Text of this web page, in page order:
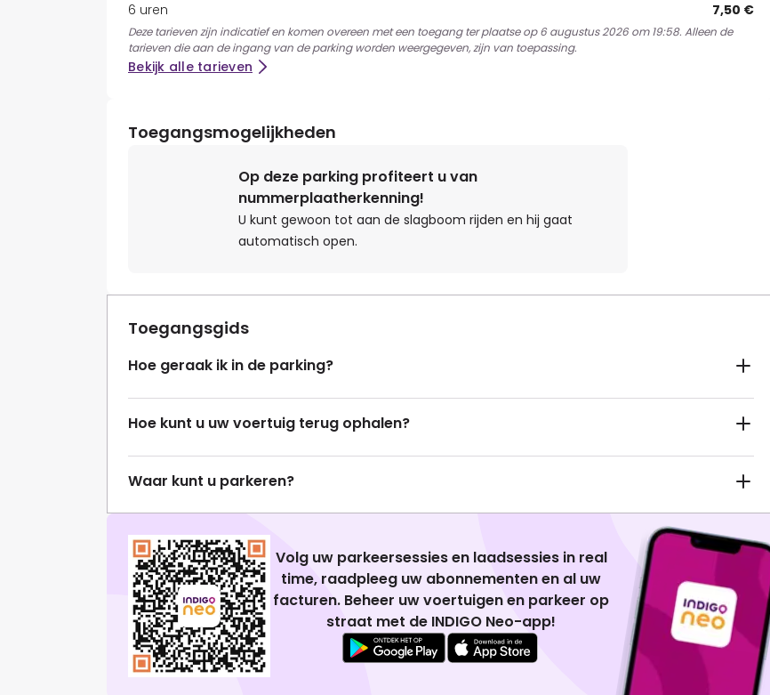
6 uren
7,50 €
Deze tarieven zijn indicatief en komen overeen met een toegang ter plaatse op 6 augustus 2026 om 19:58. Alleen de
tarieven die aan de ingang van de parking worden weergegeven, zijn van toepassing.
Bekijk alle tarieven
Toegangsmogelijkheden
Op deze parking profiteert u van
nummerplaatherkenning!
U kunt gewoon tot aan de slagboom rijden en hij gaat
automatisch open.
Toegangsgids
Hoe geraak ik in de parking?
Hoe kunt u uw voertuig terug ophalen?
Waar kunt u parkeren?
Volg uw parkeersessies en laadsessies in real
time, raadpleeg uw abonnementen en al uw
facturen. Beheer uw voertuigen en parkeer op
straat met de INDIGO Neo-app!